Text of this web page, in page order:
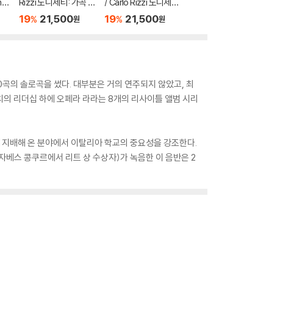
집 (Donizetti: Songs
19% 21,500원
티: 가곡 1집 (Donizet
19% 21,500원
의 솔로곡을 썼다. 대부분은 거의 연주되지 않았고, 최
리더십 하에 오페라 라라는 8개의 리사이틀 앨범 시리
배해 온 분야에서 이탈리아 학교의 중요성을 강조한다.
스 콩쿠르에서 리트 상 수상자)가 녹음한 이 음반은 2